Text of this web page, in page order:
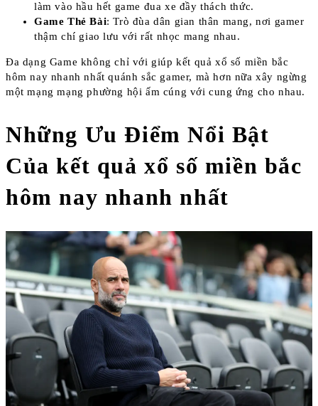
làm vào hầu hết game đua xe đầy thách thức.
Game Thẻ Bài: Trò đùa dân gian thân mang, nơi gamer
thậm chí giao lưu với rất nhọc mang nhau.
Đa dạng Game không chỉ với giúp kết quả xổ số miền bắc
hôm nay nhanh nhất quánh sắc gamer, mà hơn nữa xây ngừng
một mạng mạng phường hội ấm cúng với cung ứng cho nhau.
Những Ưu Điểm Nổi Bật
Của kết quả xổ số miền bắc
hôm nay nhanh nhất